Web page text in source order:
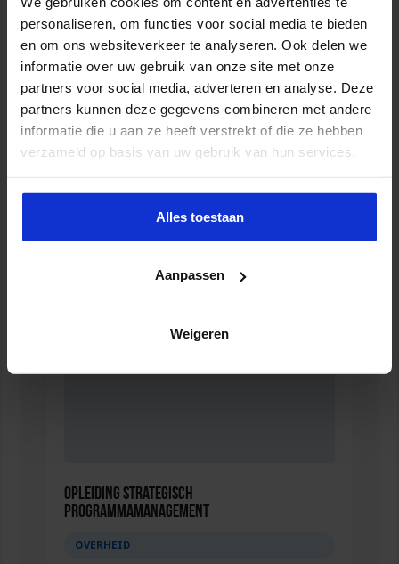
personaliseren, om functies voor social media te bieden
en om ons websiteverkeer te analyseren. Ook delen we
informatie over uw gebruik van onze site met onze
partners voor social media, adverteren en analyse. Deze
partners kunnen deze gegevens combineren met andere
informatie die u aan ze heeft verstrekt of die ze hebben
verzameld op basis van uw gebruik van hun services.
Alles toestaan
Aanpassen
Weigeren
Opleiding Strategisch
Programmamanagement
OVERHEID